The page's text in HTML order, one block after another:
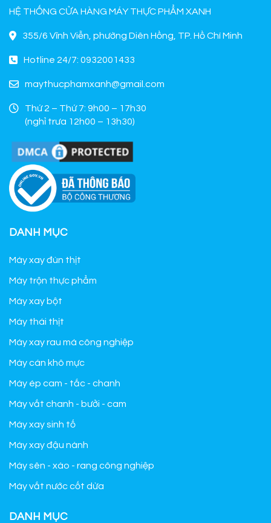
HỆ THỐNG CỬA HÀNG MÁY THỰC PHẨM XANH
355/6 Vĩnh Viễn, phường Diên Hồng, TP. Hồ Chí Minh
Hotline 24/7: 0932001433
maythucphamxanh@gmail.com
Thứ 2 – Thứ 7: 9h00 – 17h30
(nghỉ trưa 12h00 – 13h30)
DANH MỤC
Máy xay đùn thịt
Máy trộn thực phẩm
Máy xay bột
Máy thái thịt
Máy xay rau má công nghiệp
Máy cán khô mực
Máy ép cam - tắc - chanh
Máy vắt chanh - bưởi - cam
Máy xay sinh tố
Máy xay đậu nành
Máy sên - xào - rang công nghiệp
Máy vắt nước cốt dừa
DANH MỤC